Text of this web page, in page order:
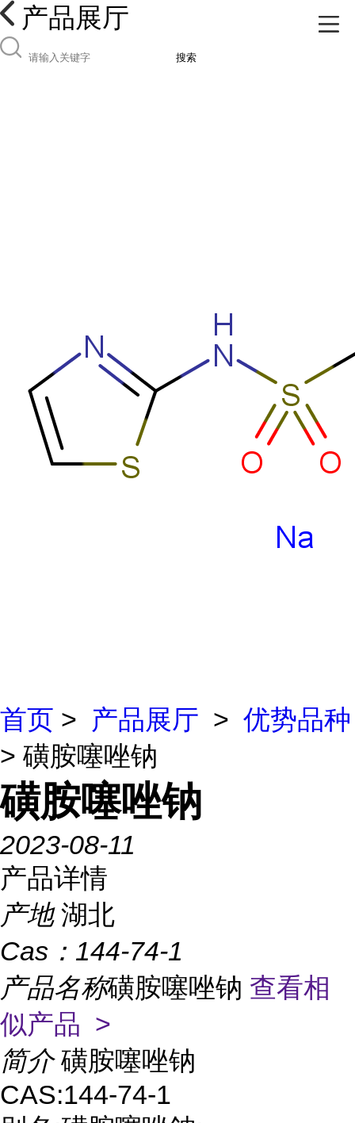
产品展厅
搜索
首页 > 产品展厅 > 优势品种
> 磺胺噻唑钠
磺胺噻唑钠
2023-08-11
产品详情
产地 湖北
Cas： 144-74-1
产品名称磺胺噻唑钠 查看相
似产品 >
简介 磺胺噻唑钠
CAS:144-74-1